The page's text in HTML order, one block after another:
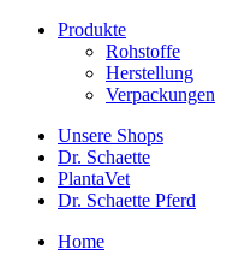
Produkte
Rohstoffe
Herstellung
Verpackungen
Unsere Shops
Dr. Schaette
PlantaVet
Dr. Schaette Pferd
Home